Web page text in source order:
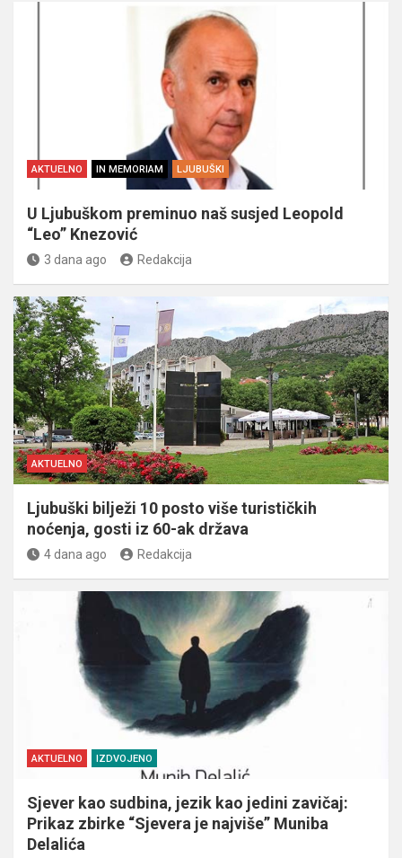
AKTUELNO IN MEMORIAM LJUBUŠKI
U Ljubuškom preminuo naš susjed Leopold
“Leo” Knezović
3 dana ago Redakcija
AKTUELNO
Ljubuški bilježi 10 posto više turističkih
noćenja, gosti iz 60-ak država
4 dana ago Redakcija
AKTUELNO IZDVOJENO
Sjever kao sudbina, jezik kao jedini zavičaj:
Prikaz zbirke “Sjevera je najviše” Muniba
Delalića